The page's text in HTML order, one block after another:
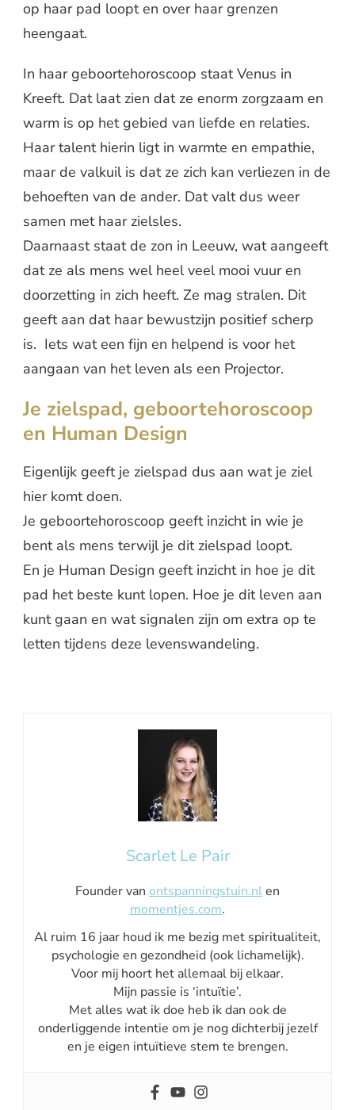
op haar pad loopt en over haar grenzen
heengaat.
In haar geboortehoroscoop staat Venus in
Kreeft. Dat laat zien dat ze enorm zorgzaam en
warm is op het gebied van liefde en relaties.
Haar talent hierin ligt in warmte en empathie,
maar de valkuil is dat ze zich kan verliezen in de
behoeften van de ander. Dat valt dus weer
samen met haar zielsles.
Daarnaast staat de zon in Leeuw, wat aangeeft
dat ze als mens wel heel veel mooi vuur en
doorzetting in zich heeft. Ze mag stralen. Dit
geeft aan dat haar bewustzijn positief scherp
is. Iets wat een fijn en helpend is voor het
aangaan van het leven als een Projector.
Je zielspad, geboortehoroscoop
en Human Design
Eigenlijk geeft je zielspad dus aan wat je ziel
hier komt doen.
Je geboortehoroscoop geeft inzicht in wie je
bent als mens terwijl je dit zielspad loopt.
En je Human Design geeft inzicht in hoe je dit
pad het beste kunt lopen. Hoe je dit leven aan
kunt gaan en wat signalen zijn om extra op te
letten tijdens deze levenswandeling.
Scarlet Le Pair
Founder van ontspanningstuin.nlen
momentjes.com.
Al ruim 16 jaar houd ik me bezig met spiritualiteit,
psychologie en gezondheid (ook lichamelijk).
Voor mij hoort het allemaal bij elkaar.
Mijn passie is ‘intuïtie’.
Met alles wat ik doe heb ik dan ook de
onderliggende intentie om je nog dichterbij jezelf
en je eigen intuïtieve stem te brengen.